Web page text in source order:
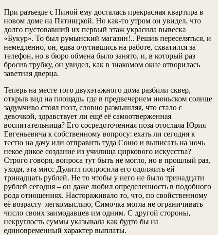
При разъезде с Ниной ему досталась прекрасная квартира в
новом доме на Пятницкой. Но как-то утром он увидел, что
долго пустовавший их первый этаж украсила вывеска
«Букур». То был румынский магазин!.. Решив переселяться, и
немедленно, он, едва очутившись на работе, схватился за
телефон, но в бюро обмена было занято, и, в который раз
бросив трубку, он увидел, как в знакомом окне отворилась
заветная дверца.
Теперь на месте того двухэтажного дома разбили сквер,
открыв вид на площадь, где в предвечернем июньском солнце
задумчиво стоял поэт, словно размышляя, что стало с
девочкой, здравствует ли ещё её самоотверженная
воспитательница? Его сосредоточенная поза отослала Юрия
Евгеньевича к собственному вопросу: ехать ли сегодня к
тестю на дачу или отправить туда Соню и выписать на ночь
некое дикое создание из училища циркового искусства?
Строго говоря, вопроса тут быть не могло, но в прошлый раз,
уходя, эта мисс Дулитл попросила его одолжить ей
тринадцать рублей. Не то чтобы у него не было тринадцати
рублей сегодня – он даже любил определенность в подобного
рода отношениях. Настораживало то, что, по свойственному
её возрасту легкомыслию, Симочка могла не ограничивать
число своих заимодавцев им одним. С другой стороны,
некруглость суммы указывала как будто бы на
единовременный характер выплаты.